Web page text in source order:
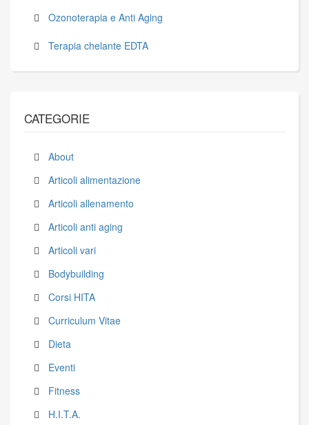
Ozonoterapia e Anti Aging
Terapia chelante EDTA
CATEGORIE
About
Articoli alimentazione
Articoli allenamento
Articoli anti aging
Articoli vari
Bodybuilding
Corsi HITA
Curriculum Vitae
Dieta
Eventi
Fitness
H.I.T.A.